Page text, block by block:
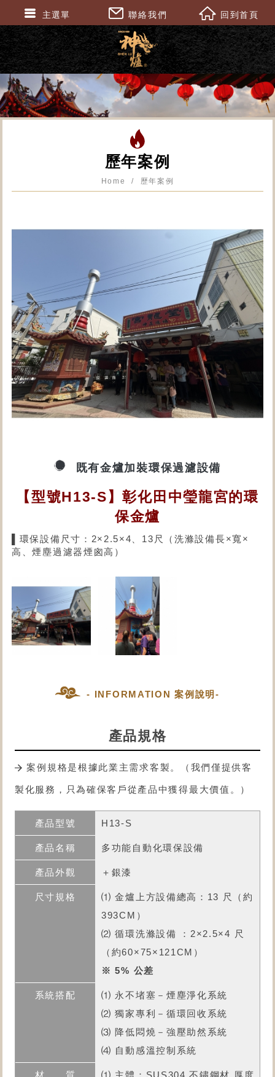
歷年案例
Home 歷年案例
既有金爐加裝環保過濾設備
【型號H13-S】彰化田中瑩龍宮的環
保金爐
▌環保設備尺寸：2×2.5×4、13尺（洗滌設備長×寬×
高、煙塵過濾器煙囪高）
- INFORMATION 案例說明-
產品規格
案例規格是根據此業主需求客製。（我們僅提供客
製化服務，只為確保客戶從產品中獲得最大價值。）
H13-S
多功能自動化環保設備
＋銀漆
⑴ 金爐上方設備總高：13 尺（約
393CM）
⑵ 循環洗滌設備 ：2×2.5×4 尺
（約60×75×121CM）
※ 5% 公差
⑴ 永不堵塞－煙塵淨化系統
⑵ 獨家專利－循環回收系統
⑶ 降低悶燒－強壓助然系統
⑷ 自動感溫控制系統
主選單 聯絡我們 回到首頁